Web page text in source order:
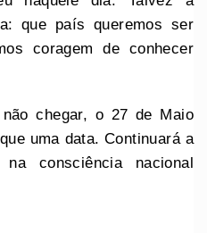
que país queremos ser
coragem de conhecer
chegar, o 27 de Maio
uma data. Continuará a
consciência nacional